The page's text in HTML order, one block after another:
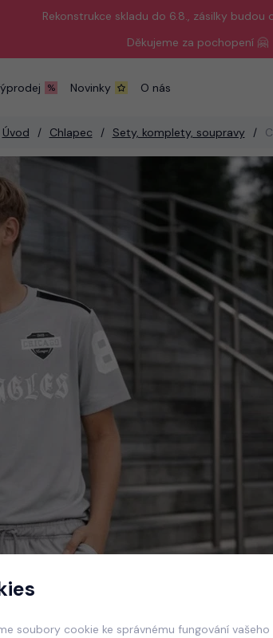
Rekonstrukce skladu do 6.8., zásilky budou
Děkujeme za pochopení 🤗
Novinky O nás
Úvod Chlapec Sety, komplety, soupravy
soubory cookie ke správnému fungování